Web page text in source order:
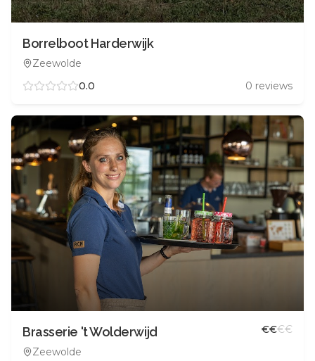
Borrelboot Harderwijk
Zeewolde
0.0
0 reviews
Brasserie 't Wolderwijd
Zeewolde
€€€€